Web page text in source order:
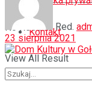
No Result
View All Result
KontaktRed.
23 sierpnia 2021